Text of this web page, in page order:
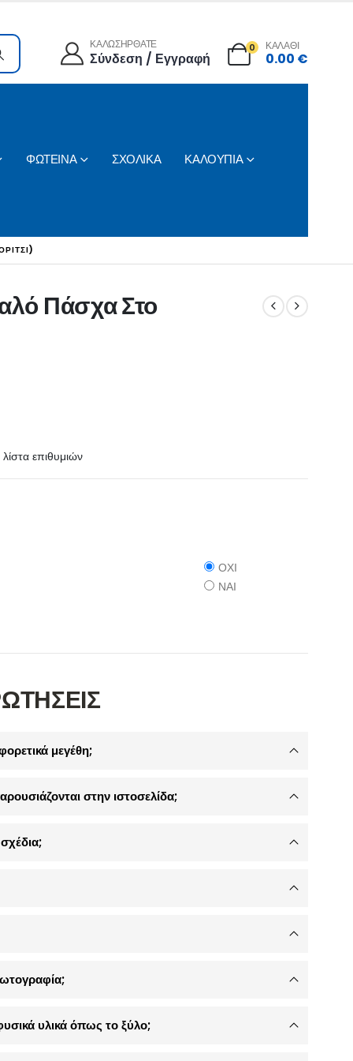
ΚΑΛΩΣΗΡΘΑΤΕ
Σύνδεση / Εγγραφή
0 ΚΑΛΑΘΙ
0.00 €
ΦΩΤΕΙΝΑ ΣΧΟΛΙΚΑ ΚΑΛΟΥΠΙΑ
Πάσχα Στο
επιθυμιών
ΟΧΙ
ΝΑΙ
μεγέθη;
στην ιστοσελίδα;
υλικά όπως το ξύλο;